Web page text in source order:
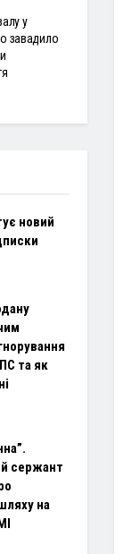
у
завадило
новий
та як
сержант
на